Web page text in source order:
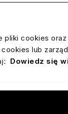
cookies
lub
Dowiedz się